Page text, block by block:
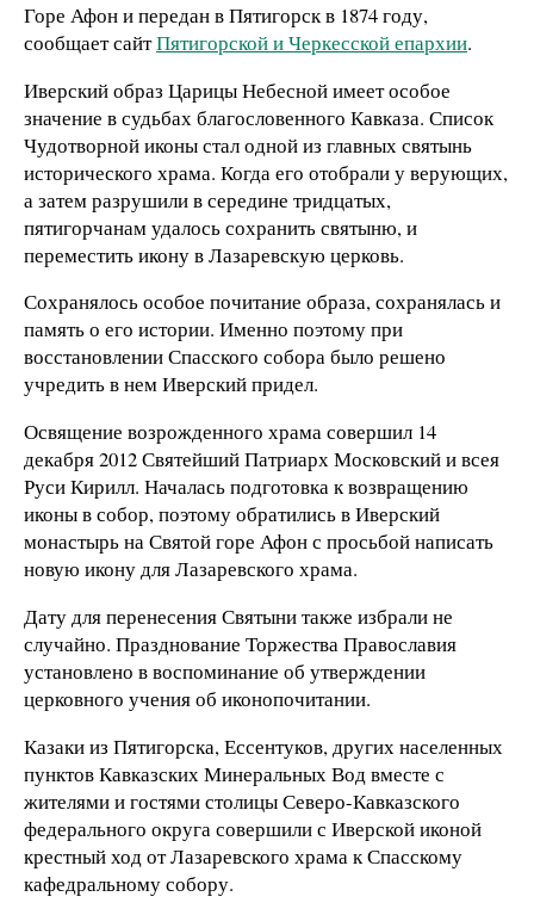
Горе Афон и передан в Пятигорск в 1874 году,
сообщает сайтПятигорской и Черкесской епархии.
Иверский образ Царицы Небесной имеет особое
значение в судьбах благословенного Кавказа. Список
Чудотворной иконы стал одной из главных святынь
исторического храма. Когда его отобрали у верующих,
а затем разрушили в середине тридцатых,
пятигорчанам удалось сохранить святыню, и
переместить икону в Лазаревскую церковь.
Сохранялось особое почитание образа, сохранялась и
память о его истории. Именно поэтому при
восстановлении Спасского собора было решено
учредить в нем Иверский придел.
Освящение возрожденного храма совершил 14
декабря 2012 Святейший Патриарх Московский и всея
Руси Кирилл. Началась подготовка к возвращению
иконы в собор, поэтому обратились в Иверский
монастырь на Святой горе Афон с просьбой написать
новую икону для Лазаревского храма.
Дату для перенесения Святыни также избрали не
случайно. Празднование Торжества Православия
установлено в воспоминание об утверждении
церковного учения об иконопочитании.
Казаки из Пятигорска, Ессентуков, других населенных
пунктов Кавказских Минеральных Вод вместе с
жителями и гостями столицы Северо-Кавказского
федерального округа совершили с Иверской иконой
крестный ход от Лазаревского храма к Спасскому
кафедральному собору.